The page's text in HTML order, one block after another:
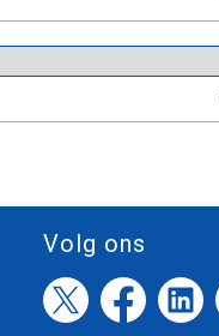
Volg ons